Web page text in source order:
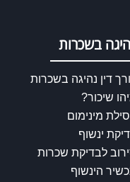
בשכרות
דין נהיגה בשכרות
שיכור?
מינימום
ינשוף
לבדיקת שכרות
הינשוף